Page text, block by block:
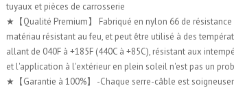
tuyaux et pièces de carrosserie
★【Qualité Premium】 Fabriqué en nylon 66 de
matériau résistant au feu, et peut être utilisé à des
allant de 040F à +185F (440C à +85C), résistant aux
et l'application à l'extérieur en plein soleil n'est pas un
★【Garantie à 100%】 -Chaque serre-câble est